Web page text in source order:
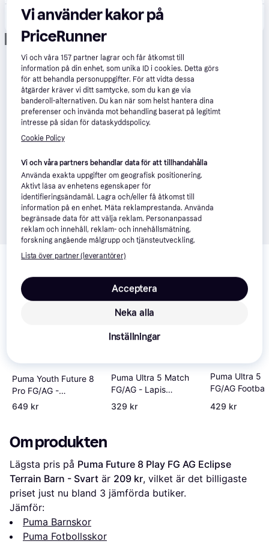
Annons
Relaterade produkter
intressera dig.
Puma Youth Future 8
Pro FG/AG -
Black/Cool Light
649 kr
-10%
Puma Ultra 5 Match
FG/AG - Lapis
Lazuli/White/Sunset
329 kr
Puma Ultra 5
FG/AG
White
429 kr
Om produkten
Lägsta pris på Puma Future 8 Play FG AG Eclipse
Terrain Barn - Svart är 209 kr, vilket är det billigaste
priset just nu bland 3 jämförda butiker.
Jämför:
Puma Barnskor
Puma Fotbollsskor
Vi använder kakor på
PriceRunner
Vi och våra157 partner lagrar och får åtkomst till
information på din enhet, som unika ID i cookies. Detta görs
för att behandla personuppgifter. För att vidta dessa
åtgärder kräver vi ditt samtycke, som du kan ge via
banderoll-alternativen. Du kan när som helst hantera dina
preferenser och invända mot behandling baserat på legitimt
intresse på sidan för dataskyddspolicy.
Cookie Policy
Vi och våra partners behandlar data för att tillhandahålla
Använda exakta uppgifter om geografisk positionering.
Aktivt läsa av enhetens egenskaper för
identifieringsändamål. Lagra och/eller få åtkomst till
information på en enhet. Mäta reklamprestanda. Använda
begränsade data för att välja reklam. Personanpassad
reklam och innehåll, reklam- och innehållsmätning,
forskning angående målgrupp och tjänsteutveckling.
Lista över partner (leverantörer)
Neka alla
Acceptera
Inställningar